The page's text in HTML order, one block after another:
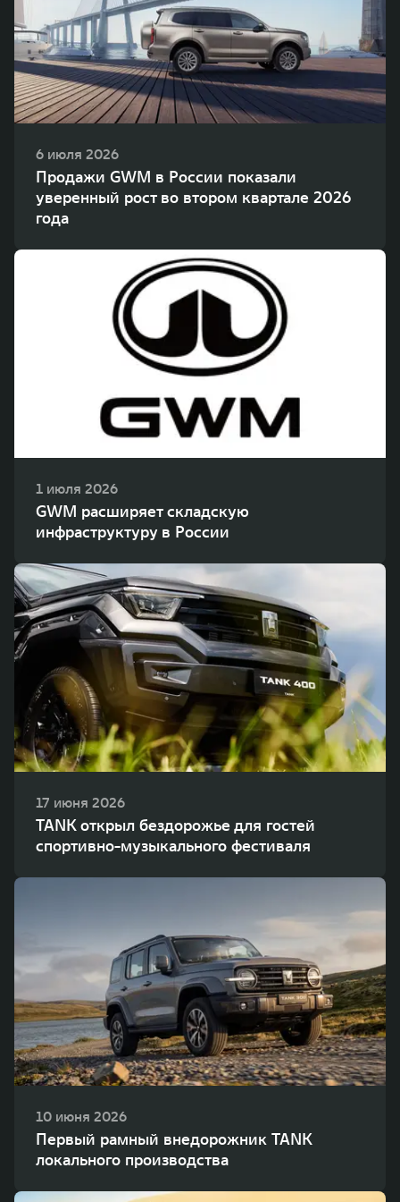
WEY 80
Масштаб возможностей
от 6 449 000 ₽
WEY 80 Лаундж
Масштаб возможностей
от 8 099 000 ₽
6 июля 2026
Продажи GWM в России показали
уверенный рост во втором квартале 2026
года
1 июля 2026
GWM расширяет складскую
инфраструктуру в России
17 июня 2026
TANK открыл бездорожье для гостей
спортивно-музыкального фестиваля
10 июня 2026
Первый рамный внедорожник TANK
локального производства